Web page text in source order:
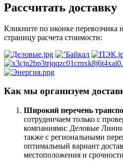
Рассчитать доставку
Кликните по иконке перевозчика
страницу расчета стоимости:
Как мы организуем
Широкий перечень
сотрудничаем только с
компаниями: Деловые
также с региональными
оптимальный вариант
местоположения и срочности